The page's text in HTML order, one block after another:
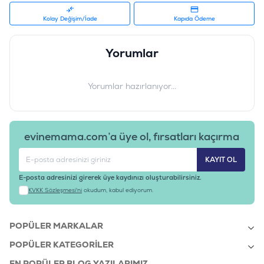
Barkod
:
8010276024909
Tedarikçi Ürün Kodu
Kolay Değişim/İade Kapıda Ödeme
Yorumlar
Yorumlar hazırlanıyor...
evinemama.com’a üye ol, fırsatları kaçırma
KAYIT OL
E-posta adresinizi girerek üye kaydınızı oluşturabilirsiniz.
KVKK Sözleşmesi'ni okudum, kabul ediyorum.
POPÜLER MARKALAR
POPÜLER KATEGORILER